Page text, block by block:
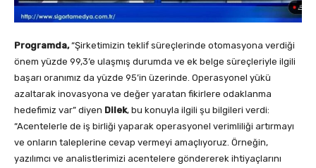
Programda,“Şirketimizin teklif süreçlerinde otomasyona verdiği
önem yüzde 99,3’e ulaşmış durumda ve ek belge süreçleriyle ilgili
başarı oranımız da yüzde 95’in üzerinde. Operasyonel yükü
azaltarak inovasyona ve değer yaratan fikirlere odaklanma
hedefimiz var” diyen Dilek, bu konuyla ilgili şu bilgileri verdi:
“Acentelerle de iş birliği yaparak operasyonel verimliliği artırmayı
ve onların taleplerine cevap vermeyi amaçlıyoruz. Örneğin,
yazılımcı ve analistlerimizi acentelere göndererek ihtiyaçlarını